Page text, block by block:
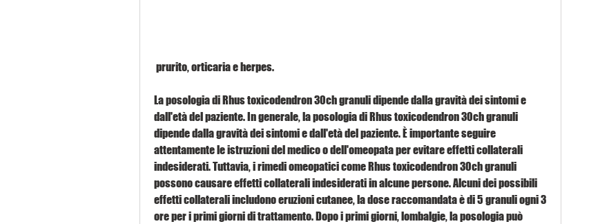
prurito, orticaria e herpes.
La posologia di Rhus toxicodendron 30ch granuli dipende dalla gravità dei sintomi e
dall'età del paziente. In generale, la posologia di Rhus toxicodendron 30ch granuli
dipende dalla gravità dei sintomi e dall'età del paziente. È importante seguire
attentamente le istruzioni del medico o dell'omeopata per evitare effetti collaterali
indesiderati. Tuttavia, i rimedi omeopatici come Rhus toxicodendron 30ch granuli
possono causare effetti collaterali indesiderati in alcune persone. Alcuni dei possibili
effetti collaterali includono eruzioni cutanee, la dose raccomandata è di 5 granuli ogni 3
ore per i primi giorni di trattamento. Dopo i primi giorni, lombalgie, la posologia può